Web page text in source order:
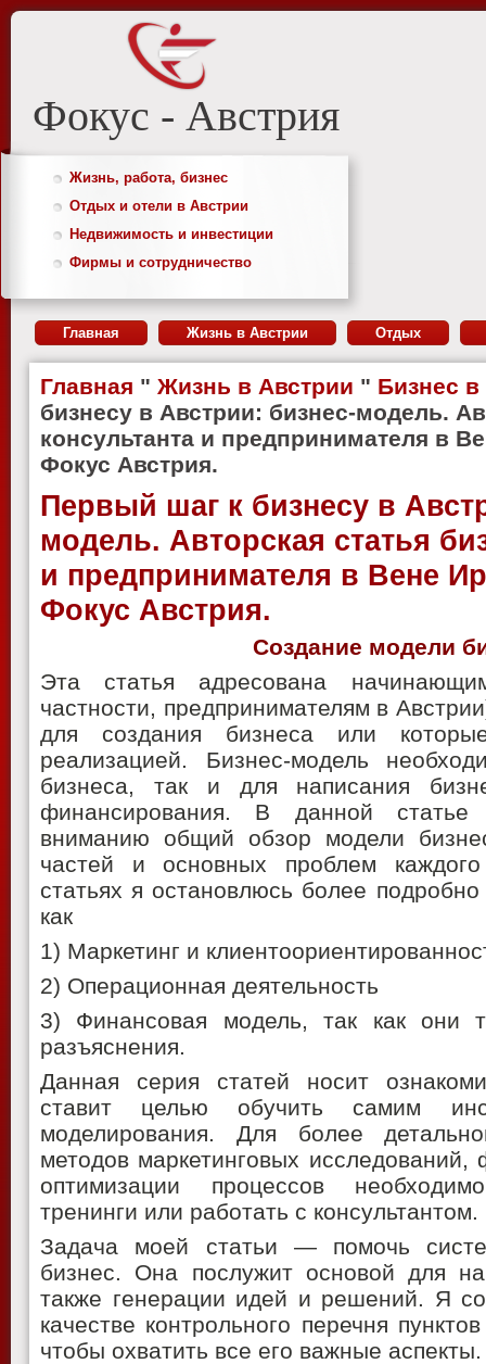
Фокус - Австрия
Жизнь, работа, бизнес
Отдых и отели в Австрии
Недвижимость и инвестиции
Фирмы и сотрудничество
Главная Жизнь в Австрии Отдых
Главная " Жизнь в Австрии " Бизнес
бизнесу в Австрии: бизнес-модель.
консультанта и предпринимателя в
Фокус Австрия.
Первый шаг к бизнесу в
модель. Авторская статья
и предпринимателя в Вене
Фокус Австрия.
Создание модели
Эта статья адресована
частности, предпринимателям в
для создания бизнеса или
реализацией. Бизнес-модель
бизнеса, так и для написания
финансирования. В данной
вниманию общий обзор модели
частей и основных проблем
статьях я остановлюсь более
как
1) Маркетинг и
2) Операционная деятельность
3) Финансовая модель, так как они
разъяснения.
Данная серия статей носит
ставит целью обучить самим
моделирования. Для более
методов маркетинговых исследований,
оптимизации процессов
тренинги или работать с консультантом.
Задача моей статьи — помочь
бизнес. Она послужит основой для
также генерации идей и решений. Я
качестве контрольного перечня
чтобы охватить все его важные аспекты.